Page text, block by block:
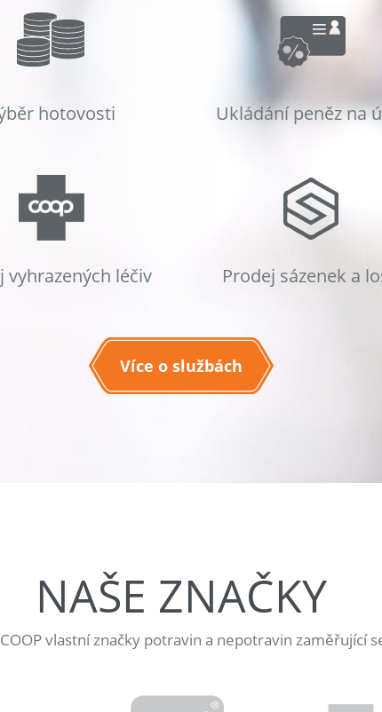
hotovosti Ukládání peněz na
vyhrazených léčiv Prodej sázenek a
Více o službách
NAŠE ZNAČKY
vlastní značky potravin a nepotravin zaměřující